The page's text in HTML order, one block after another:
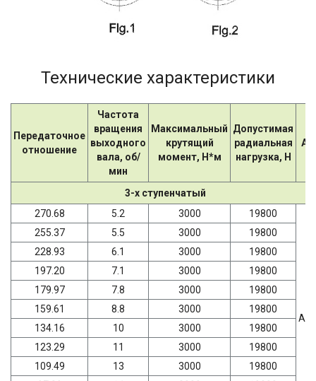
Технические характеристики
Передаточное
отношение
Частота
вращения
выходного
вала, об/
мин
Максимальный
крутящий
момент, Н*м
Допустимая
радиальная
нагрузка, Н
AD
3-х ступенчатый
270.68
5.2 3000 19800
255.37 5.5 3000
19800
228.93
6.1 3000
19800
197.20
7.1 3000
19800
179.97
7.8 3000
19800
159.61
8.8 3000
19800
134.16
10 3000
19800
123.29
11 3000
19800
109.49
13 3000
19800